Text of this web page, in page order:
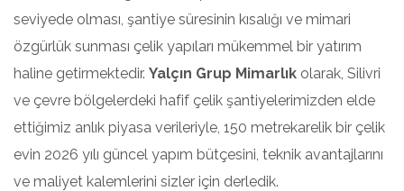
seviyede olması, şantiye süresinin kısalığı ve mimari
özgürlük sunması çelik yapıları mükemmel bir yatırım
haline getirmektedir. Yalçın Grup Mimarlık olarak, Silivri
ve çevre bölgelerdeki hafif çelik şantiyelerimizden elde
ettiğimiz anlık piyasa verileriyle, 150 metrekarelik bir çelik
evin 2026 yılı güncel yapım bütçesini, teknik avantajlarını
ve maliyet kalemlerini sizler için derledik.